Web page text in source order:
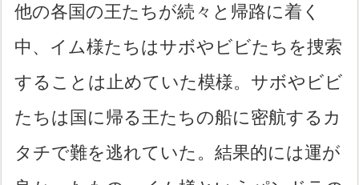
他の各国の王たちが続々と帰路に着く
中、イム様たちはサボやビビたちを捜索
することは止めていた模様。サボやビビ
たちは国に帰る王たちの船に密航するカ
タチで難を逃れていた。結果的には運が